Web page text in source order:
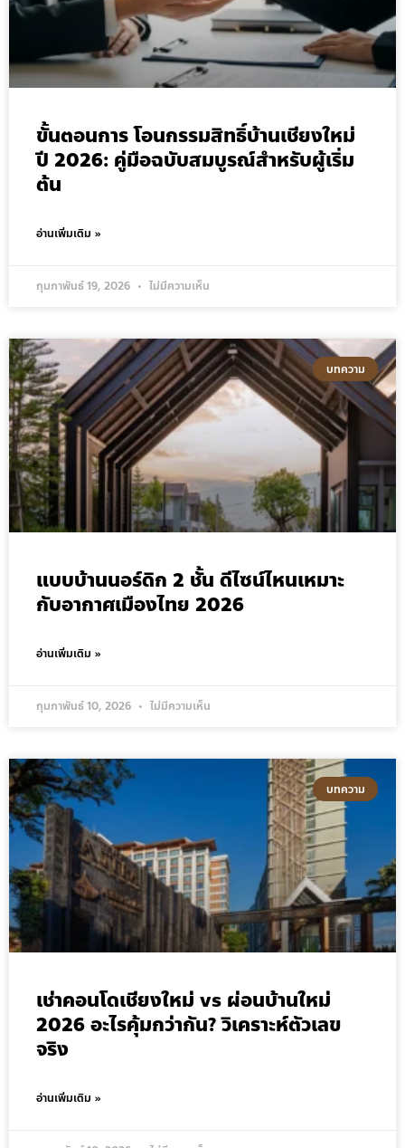
ขั้นตอนการ โอนกรรมสิทธิ์บ้านเชียงใหม่
ปี 2026: คู่มือฉบับสมบูรณ์สำหรับผู้เริ่ม
ต้น
อ่านเพิ่มเติม »
กุมภาพันธ์ 19, 2026 ไม่มีความเห็น
บทความ
แบบบ้านนอร์ดิก 2 ชั้น ดีไซน์ไหนเหมาะ
กับอากาศเมืองไทย 2026
อ่านเพิ่มเติม »
กุมภาพันธ์ 10, 2026 ไม่มีความเห็น
บทความ
เช่าคอนโดเชียงใหม่ vs ผ่อนบ้านใหม่
2026 อะไรคุ้มกว่ากัน? วิเคราะห์ตัวเลข
จริง
อ่านเพิ่มเติม »